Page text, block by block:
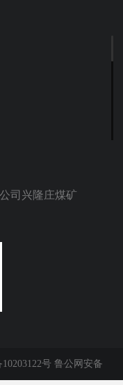
司兴隆庄煤矿
号 鲁公网安备